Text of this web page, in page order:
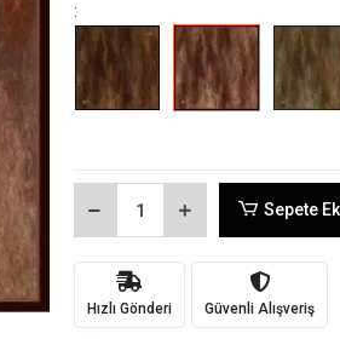
:
Sepete
Hızlı Gönderi Güvenli Alışveriş